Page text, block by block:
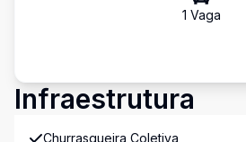
1 Vaga
Infraestrutura
Churrasqueira Coletiva